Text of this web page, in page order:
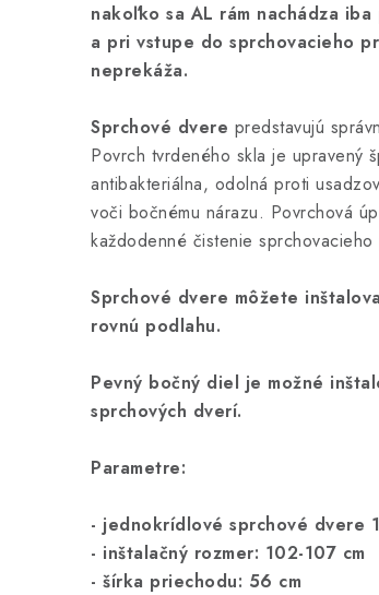
nakoľko sa AL rám nachádza
a pri vstupe do sprchovacieho
neprekáža.
Sprchové dvere predstavujú
Povrch tvrdeného skla je upravený
antibakteriálna, odolná proti
voči bočnému nárazu. Povrchová
každodenné čistenie sprchovacieho
Sprchové dvere môžete
rovnú podlahu.
Pevný bočný diel je možné
sprchových dverí.
Parametre:
- jednokrídlové sprchové dvere
- inštalačný rozmer: 102-107 cm
- šírka priechodu: 56 cm